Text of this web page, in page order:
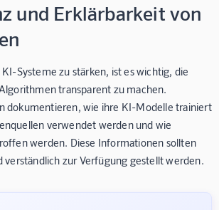
und Erklärbarkeit von
Systeme zu stärken, ist es wichtig, die
transparent zu machen.
dokumentieren, wie ihre KI-Modelle trainiert
verwendet werden und wie
werden. Diese Informationen sollten
verständlich zur Verfügung gestellt werden.